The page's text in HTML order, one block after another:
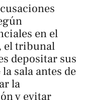
en el
el tribunal
depositar sus
sala antes de
la
y evitar